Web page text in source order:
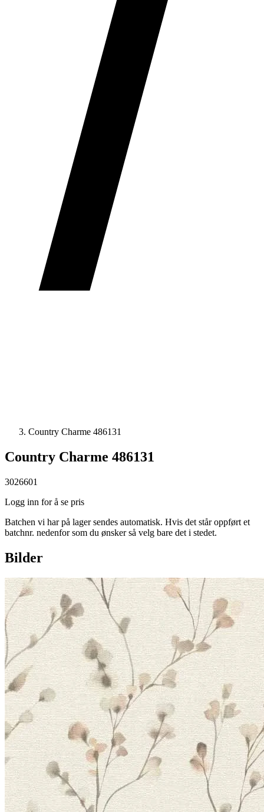
Country Charme 486131
Country Charme 486131
3026601
Logg inn for å se pris
Batchen vi har på lager sendes automatisk. Hvis det står oppført et
batchnr. nedenfor som du ønsker så velg bare det i stedet.
Bilder